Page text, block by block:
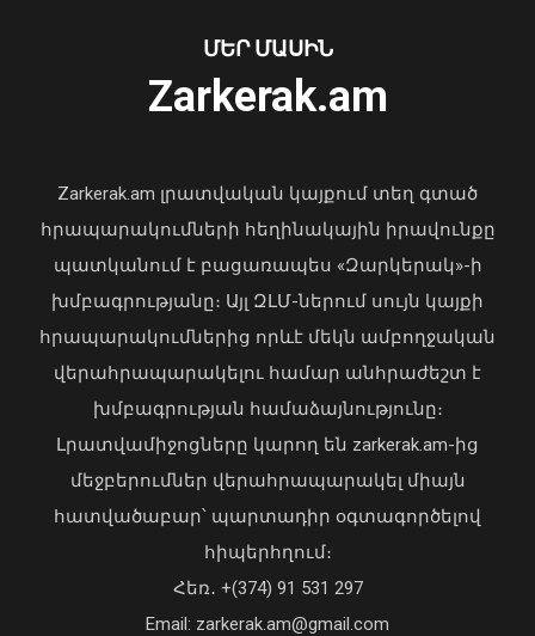
Կառավարության հերթական նիստը՝
«Պարտվեցինք դաժան հիվանդության
04 Օգոստոս, 2026 19:12
Վարչապետ Փաշինյանն այցելել է
«ԷԼԵՎԵՅԹ ԷՅԱՅ» արհեստական
բանականության գործարան
ՄԵՐ ՄԱՍԻՆ
Zarkerak.am
Zarkerak.am լրատվական կայքում տեղ գտած
հրապարակումների հեղինակային իրավունքը
պատկանում է բացառապես «Զարկերակ»-ի
խմբագրությանը։ Այլ ԶԼՄ-ներում սույն կայքի
հրապարակումներից որևէ մեկն ամբողջական
վերահրապարակելու համար անհրաժեշտ է
խմբագրության համաձայնությունը։
Լրատվամիջոցները կարող են zarkerak.am-ից
մեջբերումներ վերահրապարակել միայն
հատվածաբար՝ պարտադիր օգտագործելով
հիպերհղում։
Հեռ․ +(374) 91 531 297
Email: zarkerak.am@gmail.com